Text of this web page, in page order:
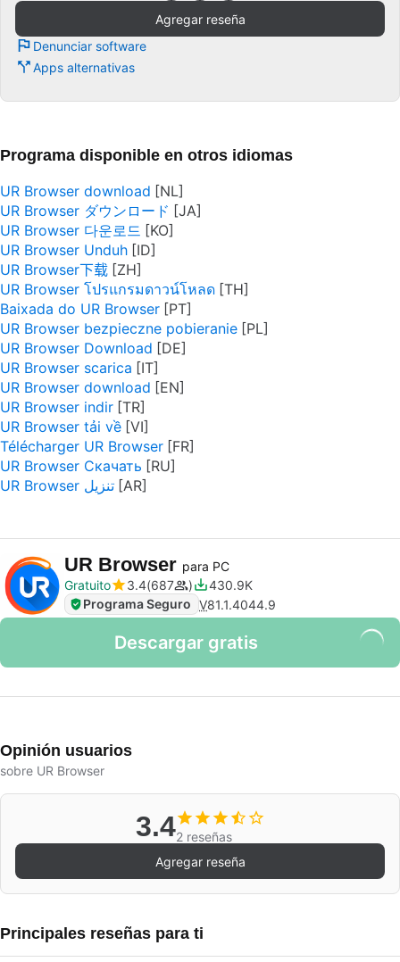
Agregar reseña
Denunciar software
Apps alternativas
Programa disponible en otros idiomas
UR Browser download
UR Browser ダウンロード
UR Browser 다운로드
UR Browser Unduh
UR Browser下载
UR Browser โปรแกรมดาวน์โหลด
Baixada do UR Browser
UR Browser bezpieczne pobieranie
UR Browser Download
UR Browser scarica
UR Browser download
UR Browser indir
UR Browser tải về
Télécharger UR Browser
UR Browser Скачать
UR Browser تنزيل
UR Browser para PC
Gratuito
3.4 687
430.9K
Programa Seguro V81.1.4044.9
Descargar gratis
Opinión usuarios
sobre UR Browser
3.42 reseñas
Agregar reseña
Principales reseñas para ti